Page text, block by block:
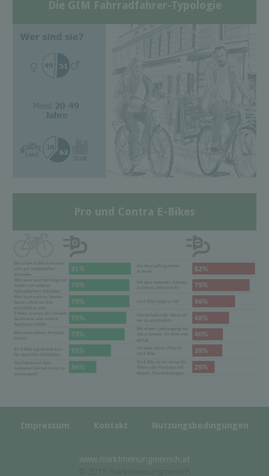
Die GIM Fahrradfahrer-Typologie
Pro und Contra E-Bikes
Impressum Kontakt Nutzungsbedingungen
www.marktmeinungmensch.at